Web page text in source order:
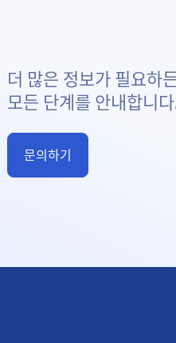
더 많은 정보가 필요하
모든 단계를 안내합니
문의하기